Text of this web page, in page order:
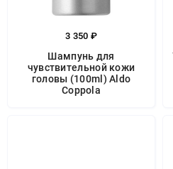
3 350 ₽
Шампунь для
чувствительной кожи
головы (100ml) Aldo
Coppola